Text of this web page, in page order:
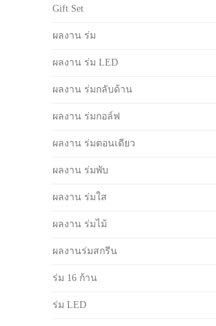
Gift Set
ผลงาน ร่ม
ผลงาน ร่ม LED
ผลงาน ร่มกลับด้าน
ผลงาน ร่มกอล์ฟ
ผลงาน ร่มตอนเดียว
ผลงาน ร่มพับ
ผลงาน ร่มใส
ผลงาน ร่มไม้
ผลงานร่มสกรีน
ร่ม 16 ก้าน
ร่ม LED